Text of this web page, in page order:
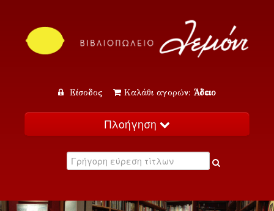
Είσοδος Καλάθι αγορών: Άδειο
Πλοήγηση
Κατάλογος